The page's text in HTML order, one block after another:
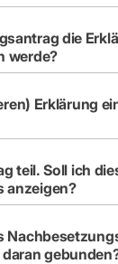
die
werde?
Erklärung
teil. Soll ich
anzeigen?